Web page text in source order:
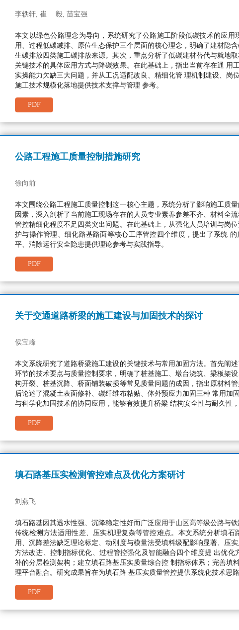
李轶轩, 崔 毅, 苗宝强
本文以绿色公路理念为导向，系统研究了公路施工阶段低碳技术的应
用、过程低碳减排、原位生态保护三个层面的核心理念，明确了建材隐
生碳排放四类施工碳排放来源。其次，重点分析了低碳建材替代与就地
关键技术的具体应用方式与降碳效果。在此基础上，指出当前存在通 用
实操能力欠缺三大问题，并从工况适配改良、精细化管 理机制建设、岗
施工技术规模化落地提供技术支撑与管理 参考。
PDF
公路工程施工质量控制措施研究
徐向前
本文围绕公路工程施工质量控制这一核心主题，系统分析了影响施工质
因素，深入剖析了当前施工现场存在的人员专业素养参差不齐、材料全
管控精细化程度不足四类突出问题。在此基础上，从强化人员培训与岗
护与操作管理、细化路基路面等核心工序管控四个维度，提出了系统
平、消除运行安全隐患提供理论参考与实践指导。
PDF
关于交通道路桥梁的施工建设与加固技术的探讨
侯宝峰
本文系统研究了道路桥梁施工建设的关键技术与常用加固方法。首先阐
环节的技术要点与质量控制要求，明确了桩基施工、墩台浇筑、梁板架
构开裂、桩基沉降、桥面铺装破损等常见质量问题的成因，指出原材料
后论述了混凝土表面修补、碳纤维布粘贴、体外预应力加固三种 常用
与科学化加固技术的协同应用，能够有效提升桥梁 结构安全性与耐久性
PDF
填石路基压实检测管控难点及优化方案研讨
刘燕飞
填石路基因其透水性强、沉降稳定性好而广泛应用于山区高等级公路与
传统检测方法适用性差、压实机理复杂等管控难点。本文系统分析填
用、沉降差法缺乏理论标定、动刚度与模量法受填料级配影响显著、压
方法改进、控制指标优化、过程管控强化及智能融合四个维度提 出优化
补的分层检测架构；建立填石路基压实质量综合控 制指标体系；完善填
理平台融合。研究成果旨在为填石路 基压实质量管控提供系统化技术思路
PDF